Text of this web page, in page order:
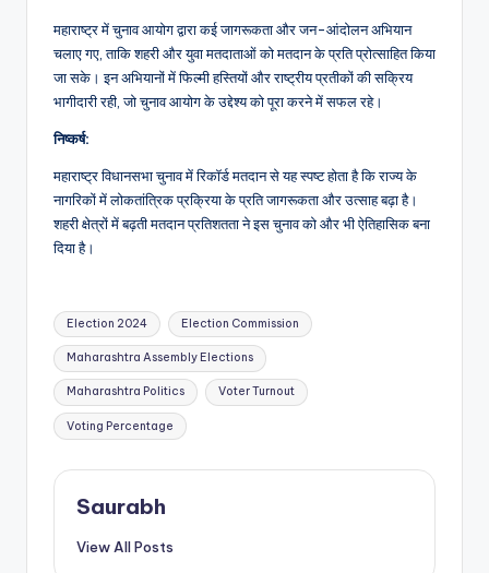
महाराष्ट्र में चुनाव आयोग द्वारा कई जागरूकता और जन-आंदोलन अभियान
चलाए गए, ताकि शहरी और युवा मतदाताओं को मतदान के प्रति प्रोत्साहित किया
जा सके। इन अभियानों में फिल्मी हस्तियों और राष्ट्रीय प्रतीकों की सक्रिय
भागीदारी रही, जो चुनाव आयोग के उद्देश्य को पूरा करने में सफल रहे।
निष्कर्ष:
महाराष्ट्र विधानसभा चुनाव में रिकॉर्ड मतदान से यह स्पष्ट होता है कि राज्य के
नागरिकों में लोकतांत्रिक प्रक्रिया के प्रति जागरूकता और उत्साह बढ़ा है।
शहरी क्षेत्रों में बढ़ती मतदान प्रतिशतता ने इस चुनाव को और भी ऐतिहासिक बना
दिया है।
Tags:
Election 2024 Election Commission
Maharashtra Assembly Elections
Maharashtra Politics Voter Turnout
Voting Percentage
Saurabh
View All Posts